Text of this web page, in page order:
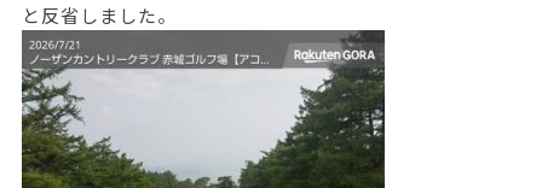
と反省しました。